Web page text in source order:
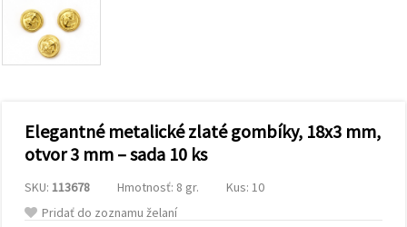
obsah a
reklamu, aj
s pomocou
našich
partnerov
Môžete
súhlasiť s
používaním
súborov
cookie
kliknutím
Elegantné metalické zlaté gombíky, 18x3 mm,
otvor 3 mm – sada 10 ks
SKU: 113678 Hmotnosť: 8 gr.
Kus: 10
Pridať do zoznamu želaní